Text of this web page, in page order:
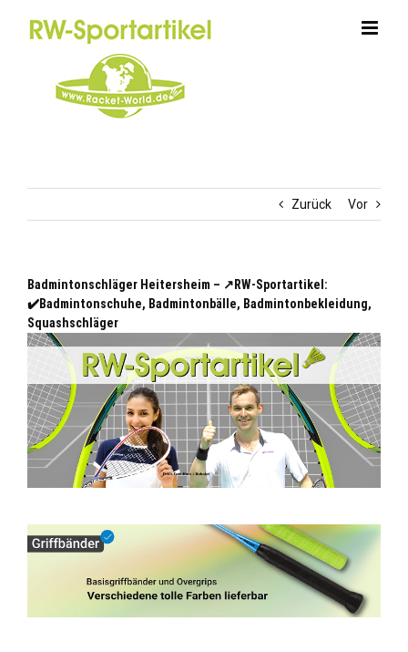
Zurück Vor
Badmintonschläger Heitersheim – ↗️RW-Sportartikel:
✔️Badmintonschuhe, Badmintonbälle, Badmintonbekleidung,
Squashschläger